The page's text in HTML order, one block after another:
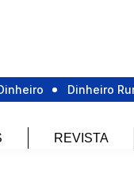
Dinheiro
REVISTA